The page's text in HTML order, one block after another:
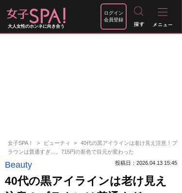
大人女性のホンネに向き合う
ログイン
会員登録
女子SPA！ ビューティ
40代の黒アイラインは老け見え注意！ブ
ラウンは普通すぎ…。715円の新色で目元が変わった
Beauty 投稿日：2026.04.13 15:45
40代の黒アイラインは老け見え